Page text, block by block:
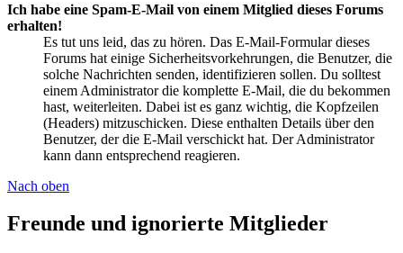
Ich habe eine Spam-E-Mail von einem Mitglied dieses Forums
erhalten!
Es tut uns leid, das zu hören. Das E-Mail-Formular dieses
Forums hat einige Sicherheitsvorkehrungen, die Benutzer, die
solche Nachrichten senden, identifizieren sollen. Du solltest
einem Administrator die komplette E-Mail, die du bekommen
hast, weiterleiten. Dabei ist es ganz wichtig, die Kopfzeilen
(Headers) mitzuschicken. Diese enthalten Details über den
Benutzer, der die E-Mail verschickt hat. Der Administrator
kann dann entsprechend reagieren.
Nach oben
Freunde und ignorierte Mitglieder